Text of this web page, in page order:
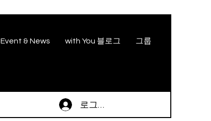
Event & News with You 블로그 그룹
로그인